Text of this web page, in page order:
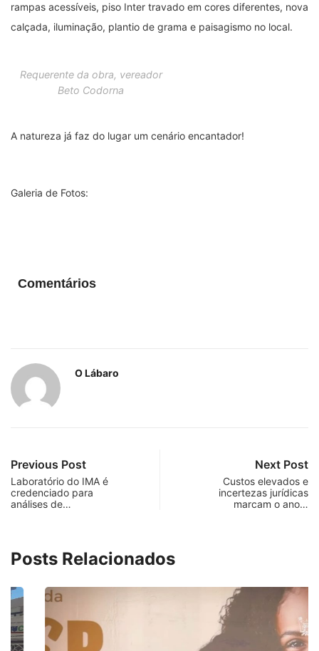
rampas acessíveis, piso Inter travado em cores diferentes, nova
calçada, iluminação, plantio de grama e paisagismo no local.
Requerente da obra, vereador
Beto Codorna
A natureza já faz do lugar um cenário encantador!
Galeria de Fotos:
Comentários
O Lábaro
Previous Post
Laboratório do IMA é
credenciado para
análises de…
Next Post
Custos elevados e
incertezas jurídicas
marcam o ano…
Posts Relacionados